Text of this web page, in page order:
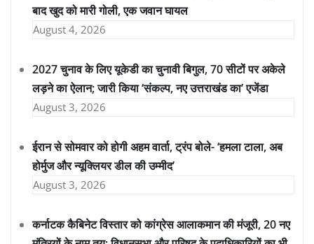
बाद खुद को मारी गोली, एक जवान घायल
August 4, 2026
2027 चुनाव के लिए यूकेडी का चुनावी बिगुल, 70 सीटों पर अकेले
लड़ने का ऐलान; जारी किया ‘संकल्प, नए उत्तराखंड का’ एजेंडा
August 3, 2026
ईरान से सोमवार को होगी अहम वार्ता, ट्रंप बोले- ‘हमला टाला, अब
होर्मुज और न्यूक्लियर डील की उम्मीद’
August 3, 2026
कर्नाटक कैबिनेट विस्तार को कांग्रेस आलाकमान की मंजूरी, 20 नए